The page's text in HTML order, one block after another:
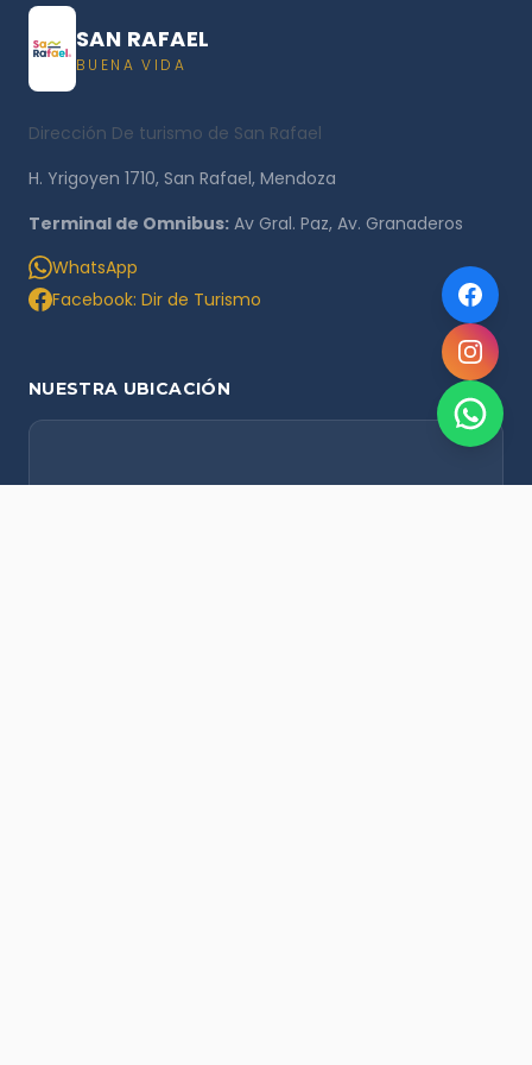
SAN RAFAEL
BUENA VIDA
Dirección De turismo de San Rafael
H. Yrigoyen 1710, San Rafael, Mendoza
Terminal de Omnibus: Av Gral. Paz, Av. Granaderos
WhatsApp
Facebook: Dir de Turismo
NUESTRA UBICACIÓN